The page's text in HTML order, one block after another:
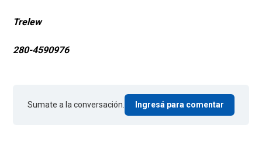
Trelew
280-4590976
Sumate a la conversación. Ingresá para comentar